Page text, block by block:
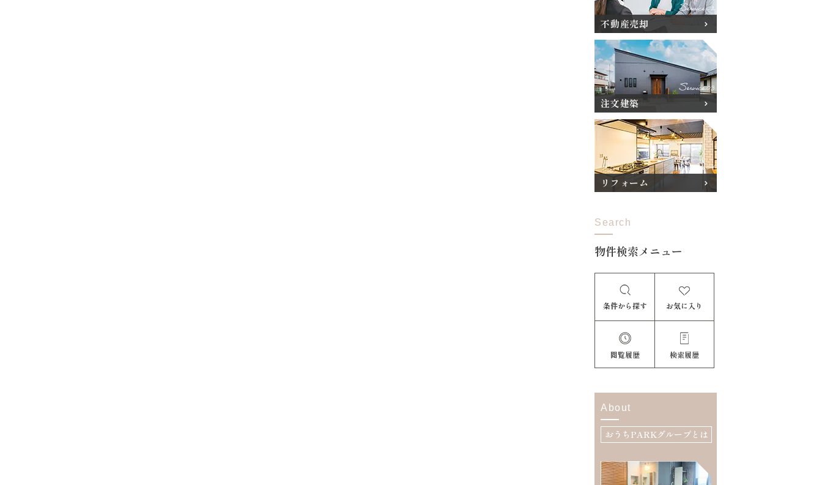
不動産売却
注文建築
リフォーム
Search
物件検索メニュー
条件から探す お気に入り
閲覧履歴 検索履歴
About
おうちPARKグループとは